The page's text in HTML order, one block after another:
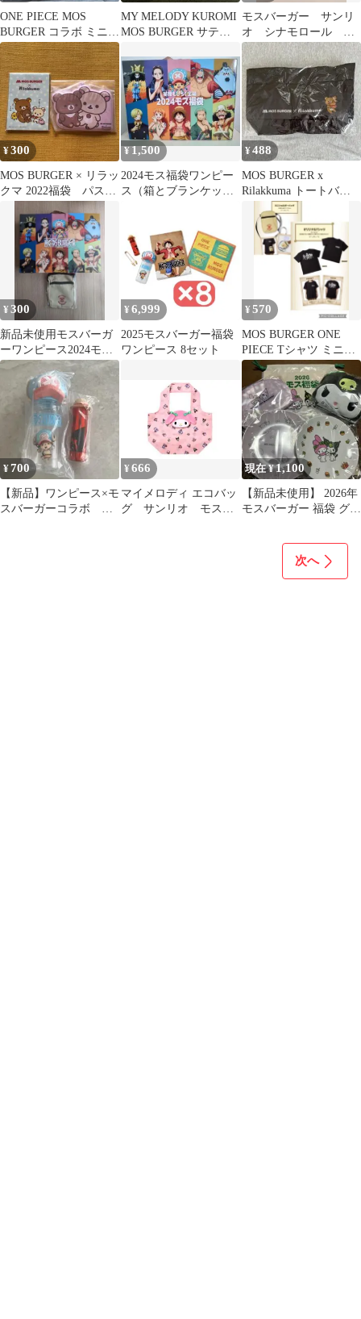
ONE PIECE MOS
BURGER コラボ ミニシ
ョルダーバッグ
MY MELODY KUROMI
MOS BURGER サテン
モスバーガー サンリ
オ シナモロール セ
ット
¥300
MOS BURGER × リラッ
クマ 2022福袋 パスケ
¥1,500
2024モス福袋ワンピー
ス（箱とブランケット
¥488
MOS BURGER x
Rilakkuma トートバッ
グ 2022
¥300
新品未使用モスバーガ
ーワンピース2024モス
福袋ミニショルダーバ
ッグベージュ
¥ 6,999
2025モスバーガー福袋
ワンピース 8セット
¥570
MOS BURGER ONE
PIECE Tシャツ ミニシ
ョルダーバッグ
¥700
【新品】ワンピース×モ
スバーガーコラボ 福
¥666
マイメロディ エコバッ
グ サンリオ モスバ
現在 ¥1,100
【新品未使用】 2026年
モスバーガー 福袋 グッ
次へ